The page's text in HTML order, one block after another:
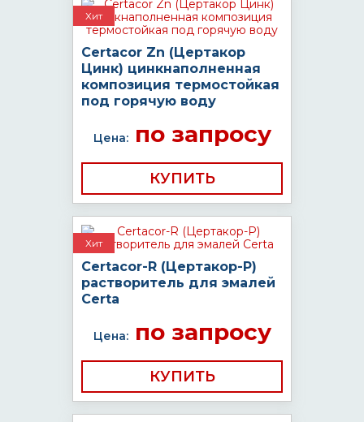
Хит
Certacor Zn (Цертакор
Цинк) цинкнаполненная
композиция термостойкая
под горячую воду
Цена:по запросу
КУПИТЬ
Хит
Certacor-R (Цертакор-Р)
растворитель для эмалей
Certa
Цена:по запросу
КУПИТЬ